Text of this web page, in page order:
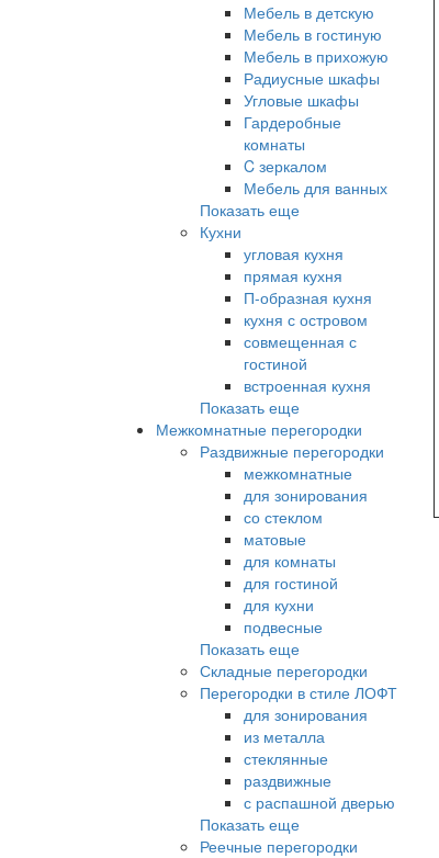
Мебель в детскую
Мебель в гостиную
Мебель в прихожую
Радиусные шкафы
Угловые шкафы
Гардеробные
комнаты
C зеркалом
Мебель для ванных
Показать еще
Кухни
угловая кухня
прямая кухня
П-образная кухня
кухня с островом
совмещенная с
гостиной
встроенная кухня
Показать еще
Межкомнатные перегородки
Раздвижные перегородки
межкомнатные
для зонирования
со стеклом
матовые
для комнаты
для гостиной
для кухни
подвесные
Показать еще
Складные перегородки
Перегородки в стиле ЛОФТ
для зонирования
из металла
стеклянные
раздвижные
с распашной дверью
Показать еще
Реечные перегородки